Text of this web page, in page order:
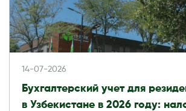
14-07-2026
Бухгалтерский учет для
в Узбекистане в 2026 году: